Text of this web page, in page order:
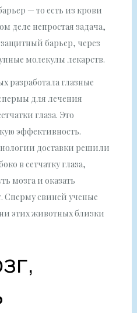
— то есть из крови
деле непростая задача,
барьер, через
молекулы лекарств.
разработала глазные
для лечения
глаза. Это
эффективность.
доставки решили
в сетчатку глаза,
мозга и оказать
Сперму свиней ученые
этих животных близки